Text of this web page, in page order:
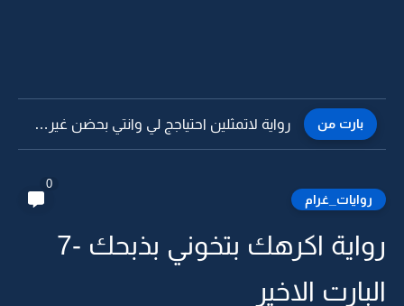
بارت من رواية لاتمثلين احتياجج لي وانتي بحضن غيري مقزرتها -23
روايات_غرام
0
رواية اكرهك بتخوني بذبحك -7
البارت الاخير